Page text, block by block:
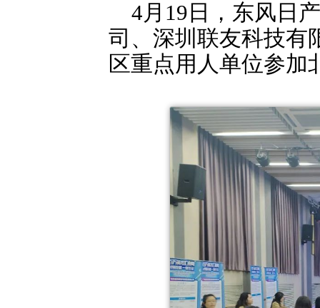
4月19日，东风日
司、深圳联友科技有
区重点用人单位参加